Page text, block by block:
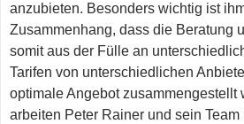
anzubieten. Besonders wichtig ist
Zusammenhang, dass die Beratung
somit aus der Fülle an
Tarifen von unterschiedlichen
optimale Angebot zusammengestellt
arbeiten Peter Rainer und sein